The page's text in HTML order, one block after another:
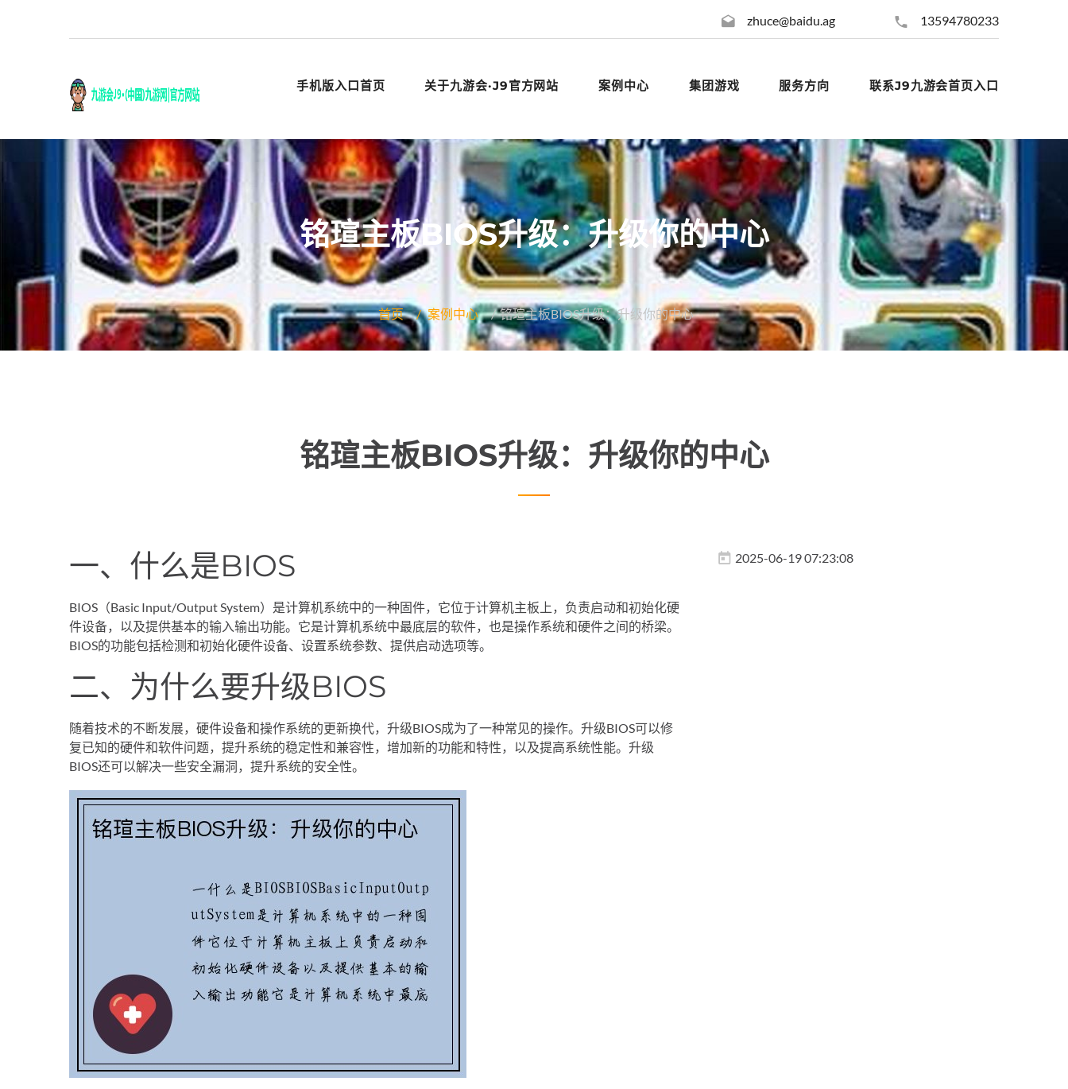
zhuce@baidu.ag 13594780233
手机版入口首页 关于九游会·J9官方网站 案例中心 集团游戏 服务方向 联系J9九游会首页入口
铭瑄主板BIOS升级：升级你的中心
首页 案例中心 铭瑄主板BIOS升级：升级你的中心
铭瑄主板BIOS升级：升级你的中心
一、什么是BIOS
BIOS（Basic Input/Output System）是计算机系统中的一种固件，它位于计算机主板上，负责启动和初始化硬
件设备，以及提供基本的输入输出功能。它是计算机系统中最底层的软件，也是操作系统和硬件之间的桥梁。
BIOS的功能包括检测和初始化硬件设备、设置系统参数、提供启动选项等。
二、为什么要升级BIOS
随着技术的不断发展，硬件设备和操作系统的更新换代，升级BIOS成为了一种常见的操作。升级BIOS可以修
复已知的硬件和软件问题，提升系统的稳定性和兼容性，增加新的功能和特性，以及提高系统性能。升级
BIOS还可以解决一些安全漏洞，提升系统的安全性。
2025-06-19 07:23:08